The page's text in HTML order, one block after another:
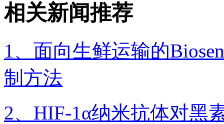
相关新闻推荐
1、面向生鲜运输的
制方法
2、HIF-1α纳米抗体对黑